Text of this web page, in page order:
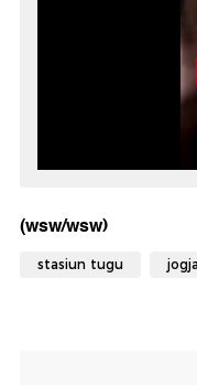
(wsw/wsw)
stasiun tugu jogja